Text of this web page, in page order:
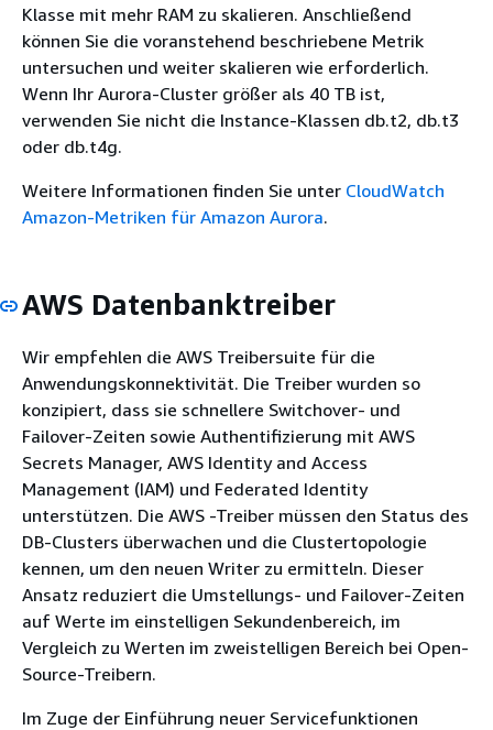
Klasse mit mehr RAM zu skalieren. Anschließend
können Sie die voranstehend beschriebene Metrik
untersuchen und weiter skalieren wie erforderlich.
Wenn Ihr Aurora-Cluster größer als 40 TB ist,
verwenden Sie nicht die Instance-Klassen db.t2, db.t3
oder db.t4g.
Weitere Informationen finden Sie unter CloudWatch
Amazon-Metriken für Amazon Aurora.
AWS Datenbanktreiber
Wir empfehlen die AWS Treibersuite für die
Anwendungskonnektivität. Die Treiber wurden so
konzipiert, dass sie schnellere Switchover- und
Failover-Zeiten sowie Authentifizierung mit AWS
Secrets Manager, AWS Identity and Access
Management (IAM) und Federated Identity
unterstützen. Die AWS -Treiber müssen den Status des
DB-Clusters überwachen und die Clustertopologie
kennen, um den neuen Writer zu ermitteln. Dieser
Ansatz reduziert die Umstellungs- und Failover-Zeiten
auf Werte im einstelligen Sekundenbereich, im
Vergleich zu Werten im zweistelligen Bereich bei Open-
Source-Treibern.
Im Zuge der Einführung neuer Servicefunktionen